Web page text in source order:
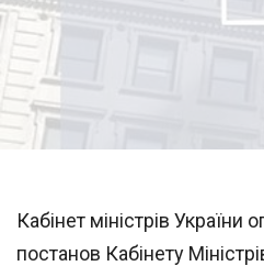
Кабінет міністрів
постанов Кабінету